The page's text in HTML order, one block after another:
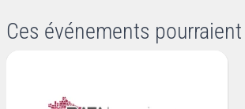
Ces événements